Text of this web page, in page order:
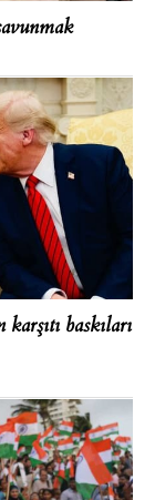
baskıları